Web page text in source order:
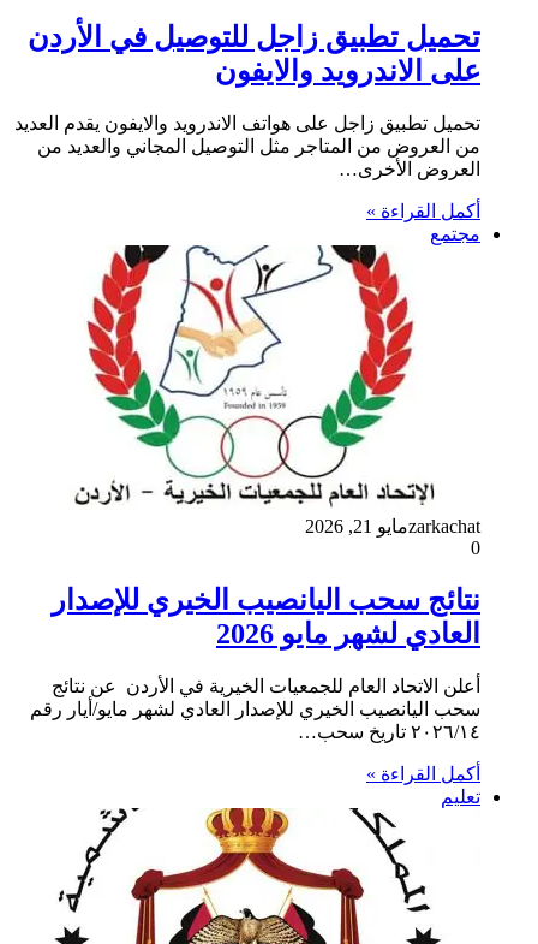
تحميل تطبيق زاجل للتوصيل في الأردن
على الاندرويد والايفون
تحميل تطبيق زاجل على هواتف الاندرويد والايفون يقدم العديد
من العروض من المتاجر مثل التوصيل المجاني والعديد من
العروض الأخرى…
أكمل القراءة »
مجتمع
zarkachatمايو 21, 2026
0
نتائج سحب اليانصيب الخيري للإصدار
العادي لشهر مايو 2026
أعلن الاتحاد العام للجمعيات الخيرية في الأردن عن نتائج
سحب اليانصيب الخيري للإصدار العادي لشهر مايو/أيار رقم
٢٠٢٦/١٤ تاريخ سحب…
أكمل القراءة »
تعليم